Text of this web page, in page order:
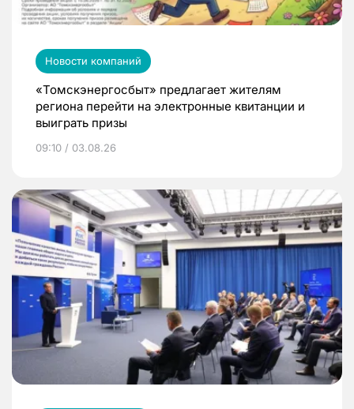
Новости компаний
«Томскэнергосбыт» предлагает жителям
региона перейти на электронные квитанции и
выиграть призы
09:10 / 03.08.26